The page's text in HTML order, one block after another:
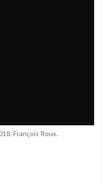
François Roux.